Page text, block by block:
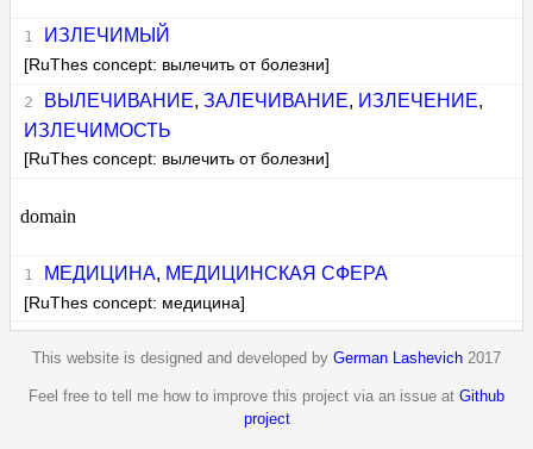
ИЗЛЕЧИМЫЙ
[RuThes concept: вылечить от болезни]
ВЫЛЕЧИВАНИЕ, ЗАЛЕЧИВАНИЕ, ИЗЛЕЧЕНИЕ,
ИЗЛЕЧИМОСТЬ
[RuThes concept: вылечить от болезни]
domain
МЕДИЦИНА, МЕДИЦИНСКАЯ СФЕРА
[RuThes concept: медицина]
This website is designed and developed by German Lashevich 2017
Feel free to tell me how to improve this project via an issue at Github
project